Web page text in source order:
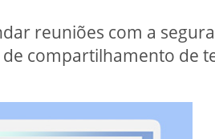
reuniões com a
compartilhamento de